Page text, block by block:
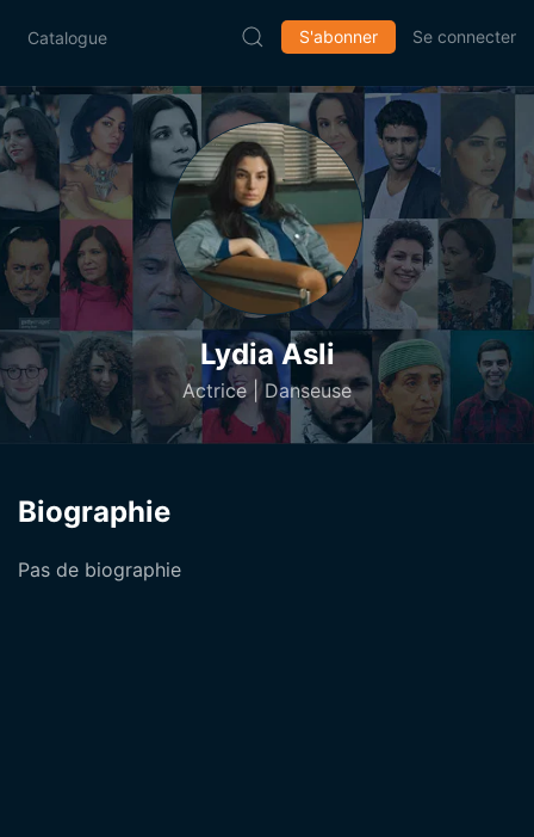
Catalogue S'abonner Se connecter
Lydia Asli
Actrice | Danseuse
Biographie
Pas de biographie